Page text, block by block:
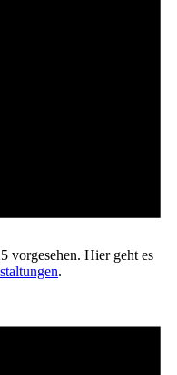
vorgesehen. Hier geht es
.